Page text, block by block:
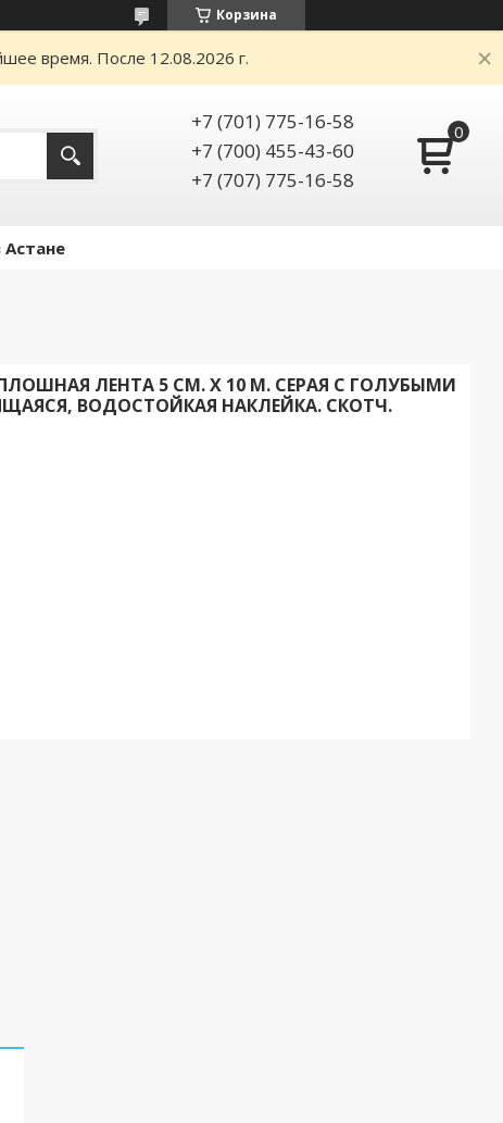
Корзина
время. После 12.08.2026 г.
+7 (701) 775-16-58
+7 (700) 455-43-60
+7 (707) 775-16-58
ЛЕНТА 5 СМ. X 10 М. СЕРАЯ С ГОЛУБЫМИ
ВОДОСТОЙКАЯ НАКЛЕЙКА. СКОТЧ.